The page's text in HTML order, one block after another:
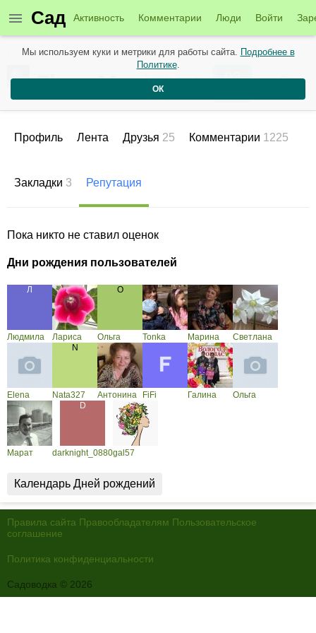
Сад Активность Комментарии Люди Войти
Пользователи Elena Mur
Elena Mur5 лет назад 93 0
Профиль Лента Друзья 25 Комментарии 1225
Закладки 3 Репутация
Пока никто не ставил оценок
Дни рождения пользователей
Людмила Лариса Ольга Tonka Марина Светлана
Elena Nata327 Антонина FiFi Галина Ольга
Марат darknight_0880gal57
Календарь Дней рождений
Правила сайта Правообладателям Пользовательское
соглашение
Политика конфиденциальности
Мы используем куки и метрики для работы сайта. Подробнее в
Политике.
ОК
Садоводка © 2026